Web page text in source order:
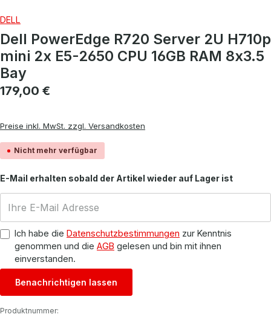
DELL
Dell PowerEdge R720 Server 2U H710p
mini 2x E5-2650 CPU 16GB RAM 8x3.5
Bay
Regulärer Preis:
179,00 €
Preise inkl. MwSt. zzgl. Versandkosten
Nicht mehr verfügbar
E-Mail erhalten sobald der Artikel wieder auf Lager ist
Ich habe die Datenschutzbestimmungen zur Kenntnis
genommen und die AGB gelesen und bin mit ihnen
einverstanden.
Benachrichtigen lassen
Produktnummer: